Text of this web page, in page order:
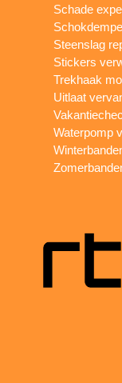
Schade
Steenslag
Stickers
Trekhaak
Uitlaat
Waterpomp